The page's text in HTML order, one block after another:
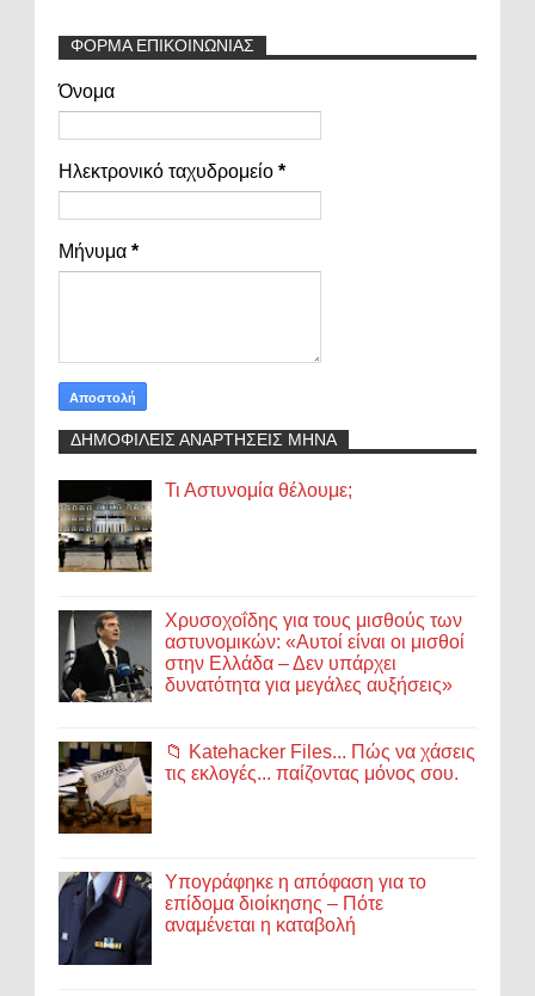
ΦΟΡΜΑ ΕΠΙΚΟΙΝΩΝΙΑΣ
Όνομα
Ηλεκτρονικό ταχυδρομείο *
Μήνυμα *
ΔΗΜΟΦΙΛΕΙΣ ΑΝΑΡΤΗΣΕΙΣ ΜΗΝΑ
Τι Αστυνομία θέλουμε;
Χρυσοχοΐδης για τους μισθούς των
αστυνομικών: «Αυτοί είναι οι μισθοί
στην Ελλάδα – Δεν υπάρχει
δυνατότητα για μεγάλες αυξήσεις»
📁 Katehacker Files... Πώς να χάσεις
τις εκλογές... παίζοντας μόνος σου.
Υπογράφηκε η απόφαση για το
επίδομα διοίκησης – Πότε
αναμένεται η καταβολή